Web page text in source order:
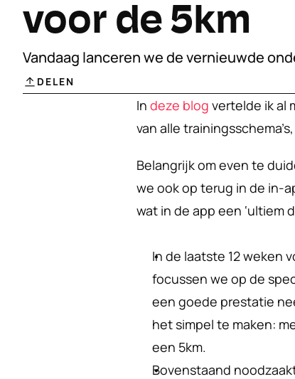
voor de 5km
Vandaag lanceren we de vernieuwde
DELEN
In deze blog vertelde ik al
van alle
Belangrijk om even te
we ook op terug in de in-
wat in de app een ‘ultiem
In de laatste 12 weken
focussen we op de
een goede prestatie
het simpel te maken:
een 5km.
Bovenstaand